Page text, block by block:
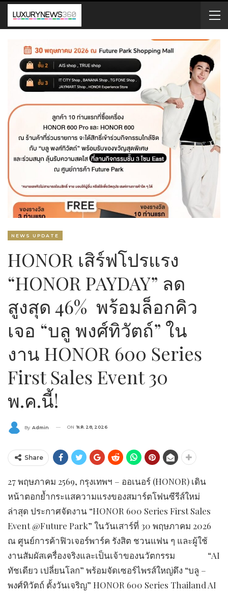
NEWS UPDATE
HONOR เสิร์ฟโปรแรง
“HONOR PAYDAY” ลด
สูงสุด 46% พร้อมล็อกคิว
เจอ “บลู พงศ์ทิวัตถ์” ใน
งาน HONOR 600 Series
First Sales Event 30
พ.ค.นี้!
By Admin ON พ.ค. 28, 2026
Share
27 พฤษภาคม 2569, กรุงเทพฯ – ออเนอร์ (HONOR) เดิน
หน้าตอกย้ำกระแสความแรงของสมาร์ตโฟนซีรีส์ใหม่
ล่าสุด ประกาศจัดงาน “HONOR 600 Series First Sales
Event @Future Park” ในวันเสาร์ที่ 30 พฤษภาคม 2026
ณ ศูนย์การค้าฟิวเจอร์พาร์ค รังสิต ชวนแฟน ๆ และผู้ใช้
งานสัมผัสเครื่องจริงและเป็นเจ้าของนวัตกรรม “AI
ทัชเดียว เปลี่ยนโลก” พร้อมจัดเซอร์ไพรส์ใหญ่ดึง “บลู –
พงศ์ทิวัตถ์ ตั้งวันเจริญ” HONOR 600 Series Thailand AI